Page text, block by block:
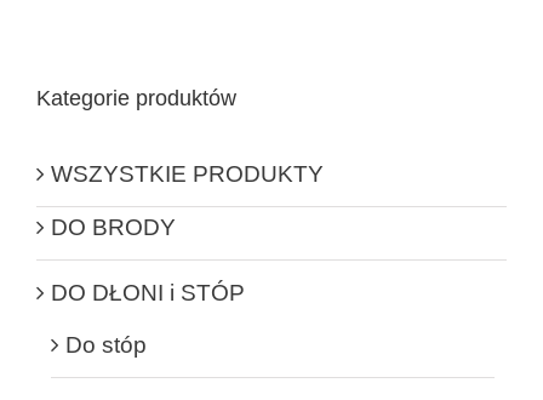
Kategorie produktów
DO BRODY
DO DŁONI i STÓP
Do stóp
WSZYSTKIE PRODUKTY